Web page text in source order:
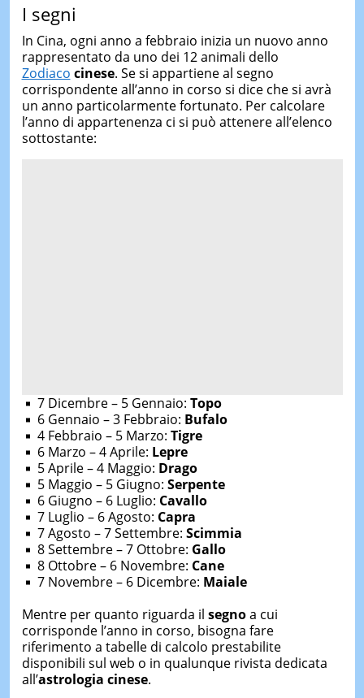
I segni
In Cina, ogni anno a febbraio inizia un nuovo anno
rappresentato da uno dei 12 animali dello
Zodiaco cinese. Se si appartiene al segno
corrispondente all’anno in corso si dice che si avrà
un anno particolarmente fortunato. Per calcolare
l’anno di appartenenza ci si può attenere all’elenco
sottostante:
7 Dicembre – 5 Gennaio: Topo
6 Gennaio – 3 Febbraio: Bufalo
4 Febbraio – 5 Marzo: Tigre
6 Marzo – 4 Aprile: Lepre
5 Aprile – 4 Maggio: Drago
5 Maggio – 5 Giugno: Serpente
6 Giugno – 6 Luglio: Cavallo
7 Luglio – 6 Agosto: Capra
7 Agosto – 7 Settembre: Scimmia
8 Settembre – 7 Ottobre: Gallo
8 Ottobre – 6 Novembre: Cane
7 Novembre – 6 Dicembre: Maiale
Mentre per quanto riguarda il segnoa cui
corrisponde l’anno in corso, bisogna fare
riferimento a tabelle di calcolo prestabilite
disponibili sul web o in qualunque rivista dedicata
all’astrologia cinese.